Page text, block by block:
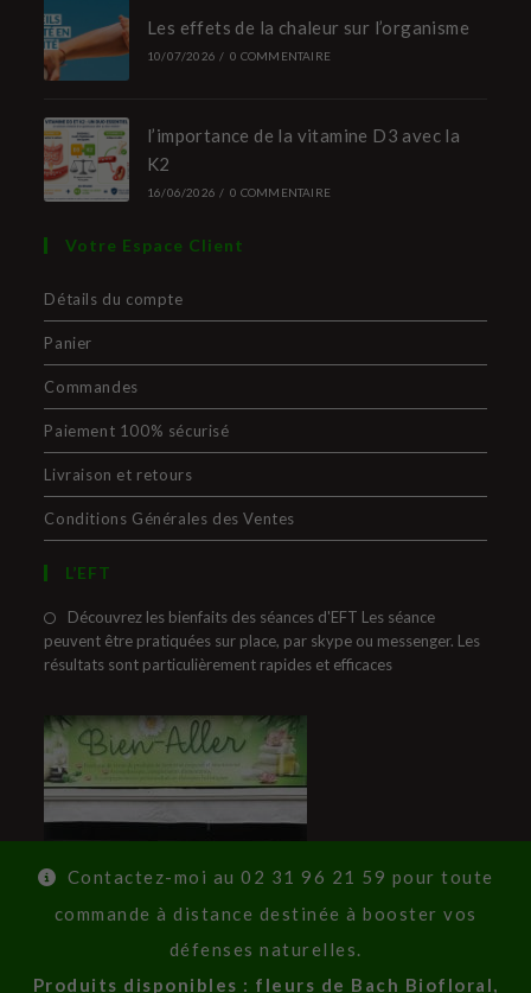
Les effets de la chaleur sur l’organisme
10/07/2026 / 0 COMMENTAIRE
l’importance de la vitamine D3 avec la
K2
16/06/2026 / 0 COMMENTAIRE
Votre Espace Client
Détails du compte
Panier
Commandes
Paiement 100% sécurisé
Livraison et retours
Conditions Générales des Ventes
L’EFT
Découvrez les bienfaits des séances d'EFT Les séance
peuvent être pratiquées sur place, par skype ou messenger. Les
résultats sont particulièrement rapides et efficaces
Contactez-moi au 02 31 96 21 59 pour toute
commande à distance destinée à booster vos
défenses naturelles.
Produits disponibles : fleurs de Bach Biofloral,